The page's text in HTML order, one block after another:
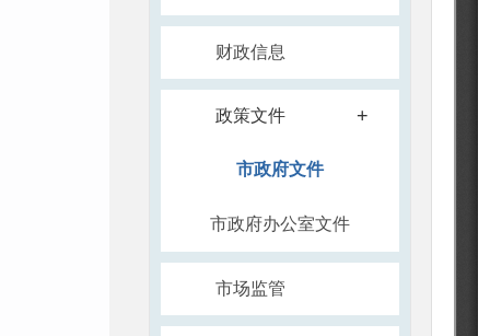
财政信息
政策文件 +
市政府文件
市政府办公室文件
市场监管